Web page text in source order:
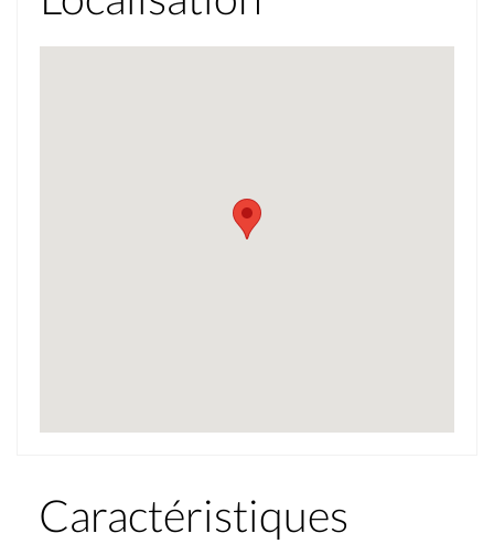
Caractéristiques